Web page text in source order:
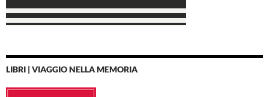
LIBRI | VIAGGIO NELLA MEMORIA